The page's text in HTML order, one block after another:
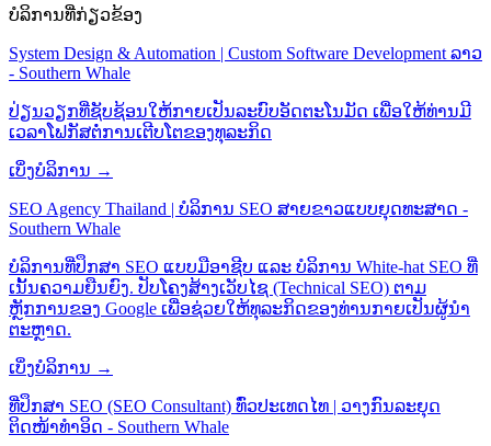
ບໍລິການທີ່ກ່ຽວຂ້ອງ
System Design & Automation | Custom Software Development ລາວ
- Southern Whale
ປ່ຽນວຽກທີ່ຊັບຊ້ອນໃຫ້ກາຍເປັນລະບົບອັດຕະໂນມັດ ເພື່ອໃຫ້ທ່ານມີ
ເວລາໂຟກັສຕໍ່ການເຕີບໂຕຂອງທຸລະກິດ
ເບິ່ງບໍລິການ →
SEO Agency Thailand | ບໍລິການ SEO ສາຍຂາວແບບຍຸດທະສາດ -
Southern Whale
ບໍລິການທີ່ປຶກສາ SEO ແບບມືອາຊີບ ແລະ ບໍລິການ White-hat SEO ທີ່
ເນັ້ນຄວາມຍືນຍົງ. ປັບໂຄງສ້າງເວັບໄຊ (Technical SEO) ຕາມ
ຫຼັກການຂອງ Google ເພື່ອຊ່ວຍໃຫ້ທຸລະກິດຂອງທ່ານກາຍເປັນຜູ້ນຳ
ຕະຫຼາດ.
ເບິ່ງບໍລິການ →
ທີ່ປຶກສາ SEO (SEO Consultant) ທົ່ວປະເທດໄທ | ວາງກົນລະຍຸດ
ຕິດໜ້າທຳອິດ - Southern Whale